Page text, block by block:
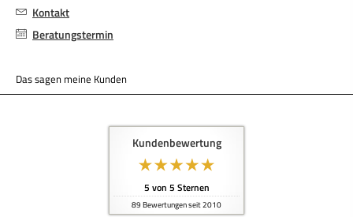
Kontakt
Beratungstermin
Das sagen meine Kunden
Kundenbewertung
5 von 5 Sternen
89 Bewertungen seit 2010